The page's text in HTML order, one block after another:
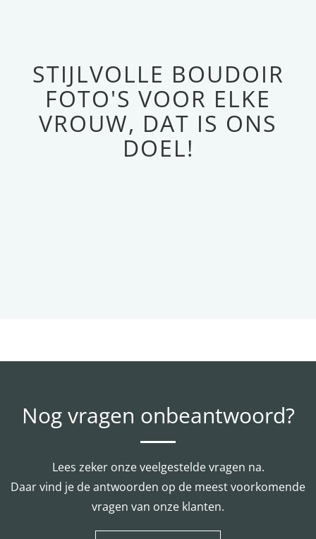
STIJLVOLLE BOUDOIR
FOTO'S VOOR ELKE
VROUW, DAT IS ONS
DOEL!
Nog vragen onbeantwoord?
Lees zeker onze veelgestelde vragen na.
Daar vind je de antwoorden op de meest voorkomende
vragen van onze klanten.